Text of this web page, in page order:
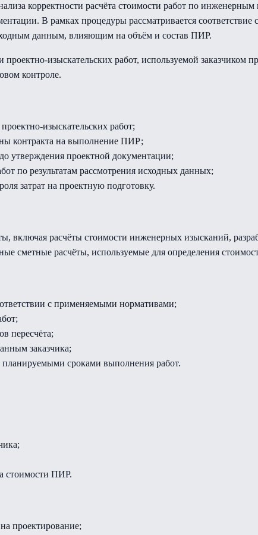
корректности расчёта стоимости работ по
В рамках процедуры рассматривается соответствие
данным, влияющим на объём и состав ПИР.
изыскательских работ, используемой заказчиком
контроле.
изыскательских работ;
контракта на выполнение ПИР;
утверждения проектной документации;
по результатам рассмотрения исходных данных;
затрат на проектную подготовку.
включая расчёты стоимости инженерных изысканий,
сметные расчёты, используемые для определения
с применяемыми нормативами;
пересчёта;
заказчика;
планируемыми сроками выполнения работ.
стоимости ПИР.
проектирование;